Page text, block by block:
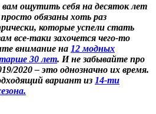
ощутить себя на десяток лет
обязаны хоть раз
которые успели стать
все-таки захочется чего-то
внимание на 12 модных
30 лет. И не забывайте про
2020 – это однозначно их время.
вариант из 14-ти